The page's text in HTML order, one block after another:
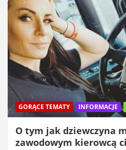
GORĄCE TEMATY INFORMACJE
O tym jak dziewczyna
zawodowym kierowcą